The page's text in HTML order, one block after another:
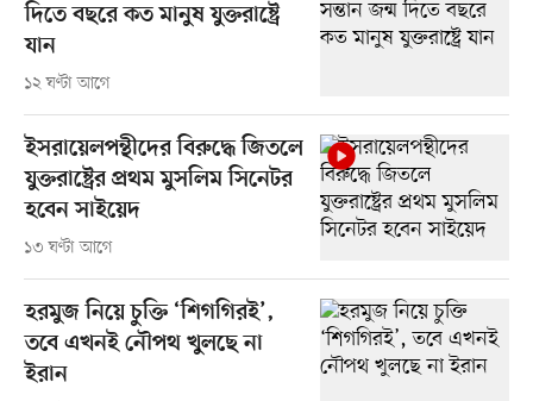
দিতে বছরে কত মানুষ যুক্তরাষ্ট্রে
যান
১২ ঘণ্টা আগে
ইসরায়েলপন্থীদের বিরুদ্ধে জিতলে
যুক্তরাষ্ট্রের প্রথম মুসলিম সিনেটর
হবেন সাইয়েদ
১৩ ঘণ্টা আগে
হরমুজ নিয়ে চুক্তি ‘শিগগিরই’,
তবে এখনই নৌপথ খুলছে না
ইরান